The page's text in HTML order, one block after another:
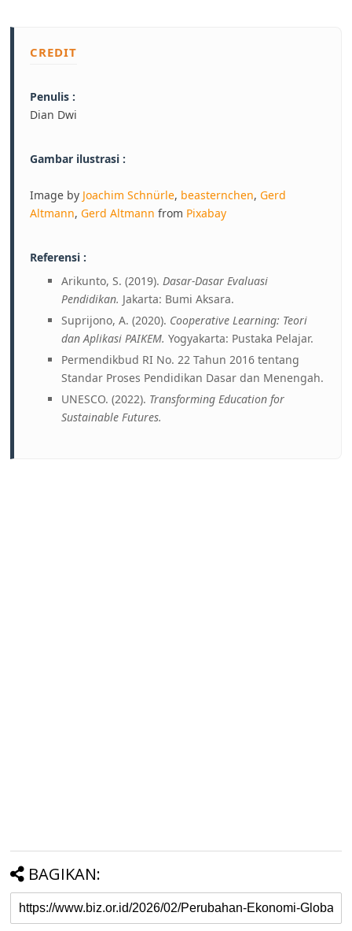
CREDIT
Penulis :
Dian Dwi
Gambar ilustrasi :
Image by Joachim Schnürle, beasternchen,Gerd
Altmann,Gerd Altmann from Pixabay
Referensi :
Arikunto, S. (2019). Dasar-Dasar Evaluasi
Pendidikan. Jakarta: Bumi Aksara.
Suprijono, A. (2020). Cooperative Learning: Teori
dan Aplikasi PAIKEM. Yogyakarta: Pustaka Pelajar.
Permendikbud RI No. 22 Tahun 2016 tentang
Standar Proses Pendidikan Dasar dan Menengah.
UNESCO. (2022). Transforming Education for
Sustainable Futures.
BAGIKAN: